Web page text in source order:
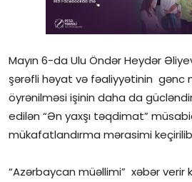
Reportaj
Pedaqogika
Regionlar
Qəzetin PDF arxivi
İctimai şura
Mayın 6-da Ulu Öndər Heydər
şərəfli həyat və fəaliyyətinin gənc
öyrənilməsi işinin daha da
edilən “Ən yaxşı təqdimat”
mükafatlandırma mərasimi
“Azərbaycan müəllimi” xəbər verir